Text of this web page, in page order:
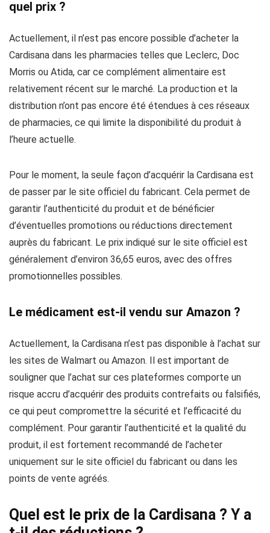
quel prix ?
Actuellement, il n’est pas encore possible d’acheter la
Cardisana dans les pharmacies telles que Leclerc, Doc
Morris ou Atida, car ce complément alimentaire est
relativement récent sur le marché. La production et la
distribution n’ont pas encore été étendues à ces réseaux
de pharmacies, ce qui limite la disponibilité du produit à
l’heure actuelle.
Pour le moment, la seule façon d’acquérir la Cardisana est
de passer par le site officiel du fabricant. Cela permet de
garantir l’authenticité du produit et de bénéficier
d’éventuelles promotions ou réductions directement
auprès du fabricant. Le prix indiqué sur le site officiel est
généralement d’environ 36,65 euros, avec des offres
promotionnelles possibles.
Le médicament est-il vendu sur Amazon ?
Actuellement, la Cardisana n’est pas disponible à l’achat sur
les sites de Walmart ou Amazon. Il est important de
souligner que l’achat sur ces plateformes comporte un
risque accru d’acquérir des produits contrefaits ou falsifiés,
ce qui peut compromettre la sécurité et l’efficacité du
complément. Pour garantir l’authenticité et la qualité du
produit, il est fortement recommandé de l’acheter
uniquement sur le site officiel du fabricant ou dans les
points de vente agréés.
Quel est le prix de la Cardisana ? Y a